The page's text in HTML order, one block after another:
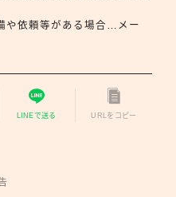
や依頼等がある場合…メー
LINEで送る URLをコピー